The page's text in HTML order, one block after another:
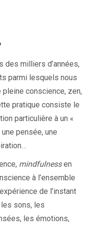
des milliers d’années,
parmi lesquels nous
conscience, zen,
pratique consiste le
particulière à un «
pensée, une
mindfulnessen
à l’ensemble
de l’instant
sons, les
les émotions,